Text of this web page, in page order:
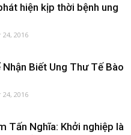
hiện kịp thời bệnh ung
2016
Biết Ung Thư Tế Bào
2016
Tấn Nghĩa: Khởi nghiệp là